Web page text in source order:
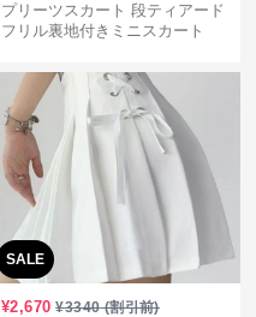
プリーツスカート 段ティアード
フリル裏地付きミニスカート
SALE
¥2,670 ¥3340(割引前)